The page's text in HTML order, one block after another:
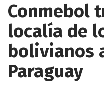
Conmebol
localía de
bolivianos
Paraguay